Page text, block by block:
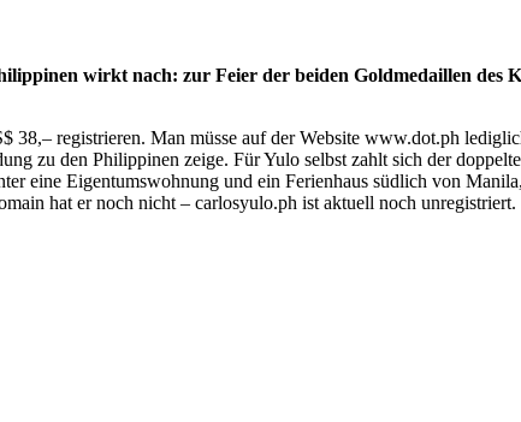
wirkt nach: zur Feier der beiden Goldmedaillen des
38,– registrieren. Man müsse auf der Website www.dot.ph
zu den Philippinen zeige. Für Yulo selbst zahlt sich der
eine Eigentumswohnung und ein Ferienhaus südlich von
hat er noch nicht – carlosyulo.ph ist aktuell noch unregistriert.